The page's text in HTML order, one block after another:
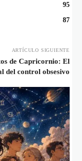
95
87
ARTÍCULO SIGUIENTE
de Capricornio: El
del control obsesivo